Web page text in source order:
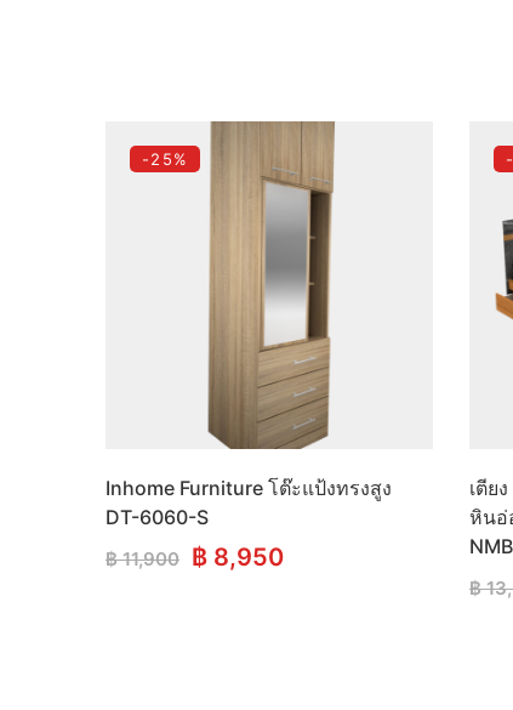
-25%
Inhome Furniture โต๊ะแป้งทรงสูง
DT-6060-S
฿11,900 Original
฿ 8,950Current
เตีย
หินอ่
NMB
฿